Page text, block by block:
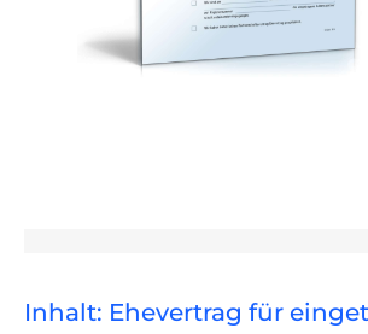
Inhalt: Ehevertrag für